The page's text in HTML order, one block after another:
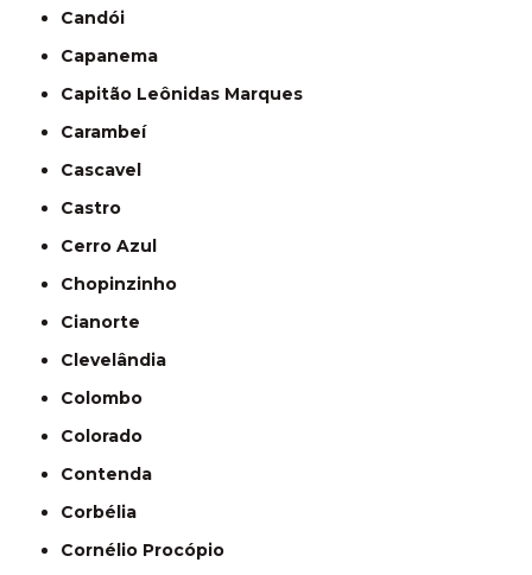
Candói
Capanema
Capitão Leônidas Marques
Carambeí
Cascavel
Castro
Cerro Azul
Chopinzinho
Cianorte
Clevelândia
Colombo
Colorado
Contenda
Corbélia
Cornélio Procópio